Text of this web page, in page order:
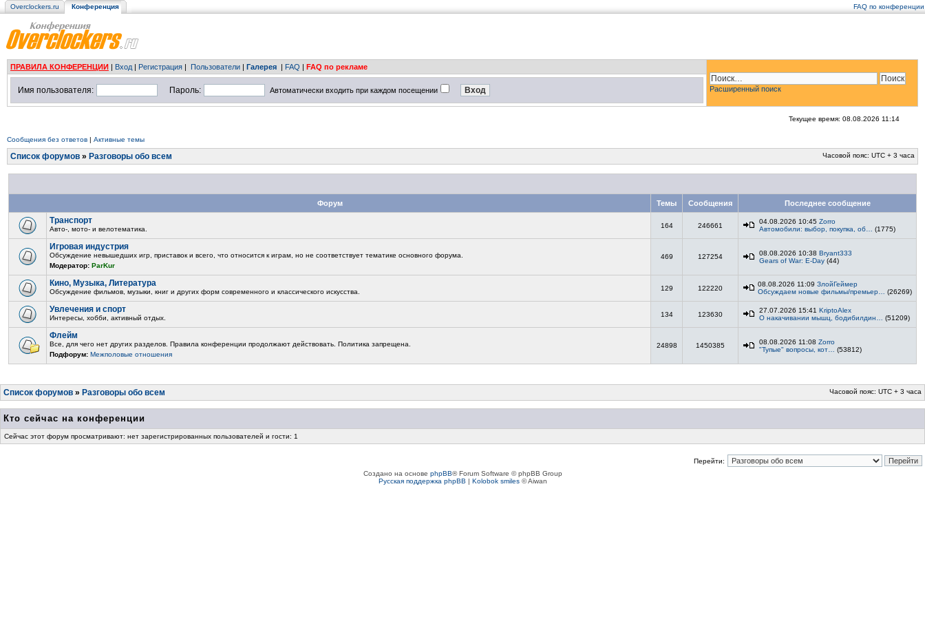
Overclockers.ru Конференция FAQ по конференции
ПРАВИЛА КОНФЕРЕНЦИИ | Вход | Регистрация | Пользователи | Галерея | FAQ | FAQ по рекламе
Расширенный поиск
Имя пользователя: Пароль: Автоматически входить при каждом посещении
Текущее время: 08.08.2026 11:14
Сообщения без ответов | Активные темы
Список форумов » Разговоры обо всем Часовой пояс: UTC + 3 часа
Форум Темы Сообщения Последнее сообщение
Транспорт
Авто-, мото- и велотематика. 164 246661
04.08.2026 10:45 Zorro
Автомобили: выбор, покупка, об…
(1775)
Игровая индустрия
Обсуждение невышедших игр, приставок и всего, что относится к играм, но не соответствует тематике основного форума.
Модератор: ParKur
469 127254 08.08.2026 10:38 Bryant333
Gears of War: E-Day (44)
Кино, Музыка, Литература
Обсуждение фильмов, музыки, книг и других форм современного и классического искусства. 129 122220
08.08.2026 11:09 ЗлойГеймер
Обсуждаем новые фильмы/премьер…
(26269)
Увлечения и спорт
Интересы, хобби, активный отдых. 134 123630
27.07.2026 15:41 KriptoAlex
О накачивании мышц, бодибилдин…
(51209)
Флейм
Все, для чего нет других разделов. Правила конференции продолжают действовать. Политика запрещена.
Подфорум: Межполовые отношения
24898 1450385 08.08.2026 11:08 Zorro
"Тупые" вопросы, кот…
(53812)
Список форумов » Разговоры обо всем Часовой пояс: UTC + 3 часа
Кто сейчас на конференции
Сейчас этот форум просматривают: нет зарегистрированных пользователей и гости: 1
Перейти:
Создано на основе phpBB® Forum Software © phpBB Group
Русская поддержка phpBB | Kolobok smiles© Aiwan